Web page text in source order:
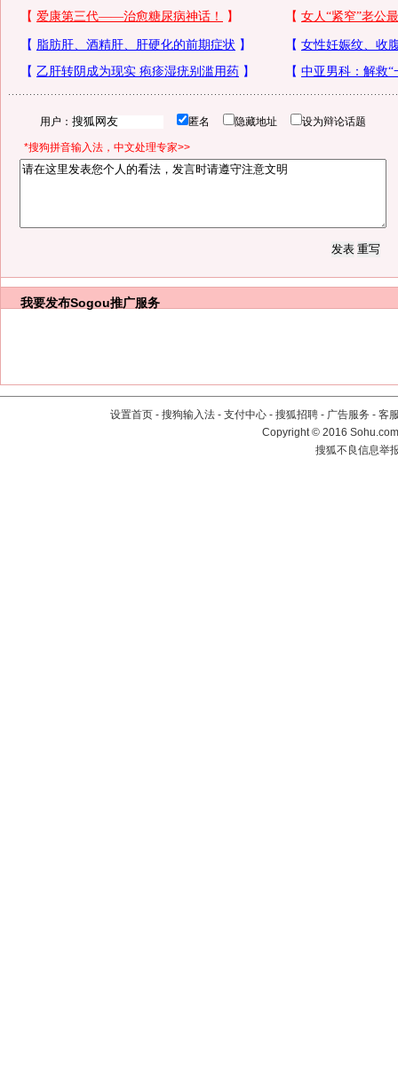
用户： 匿名 隐藏地址 设为辩论话题
*搜狗拼音输入法，中文处理专家>>
我要发布Sogou推广服务
设置首页 - 搜狗输入法 - 支付中心 - 搜狐招聘 - 广告服务 - 客
Copyright©2016
搜狐不良信息举